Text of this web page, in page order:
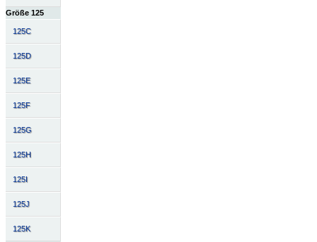
Größe 125
125C
125D
125E
125F
125G
125H
125I
125J
125K